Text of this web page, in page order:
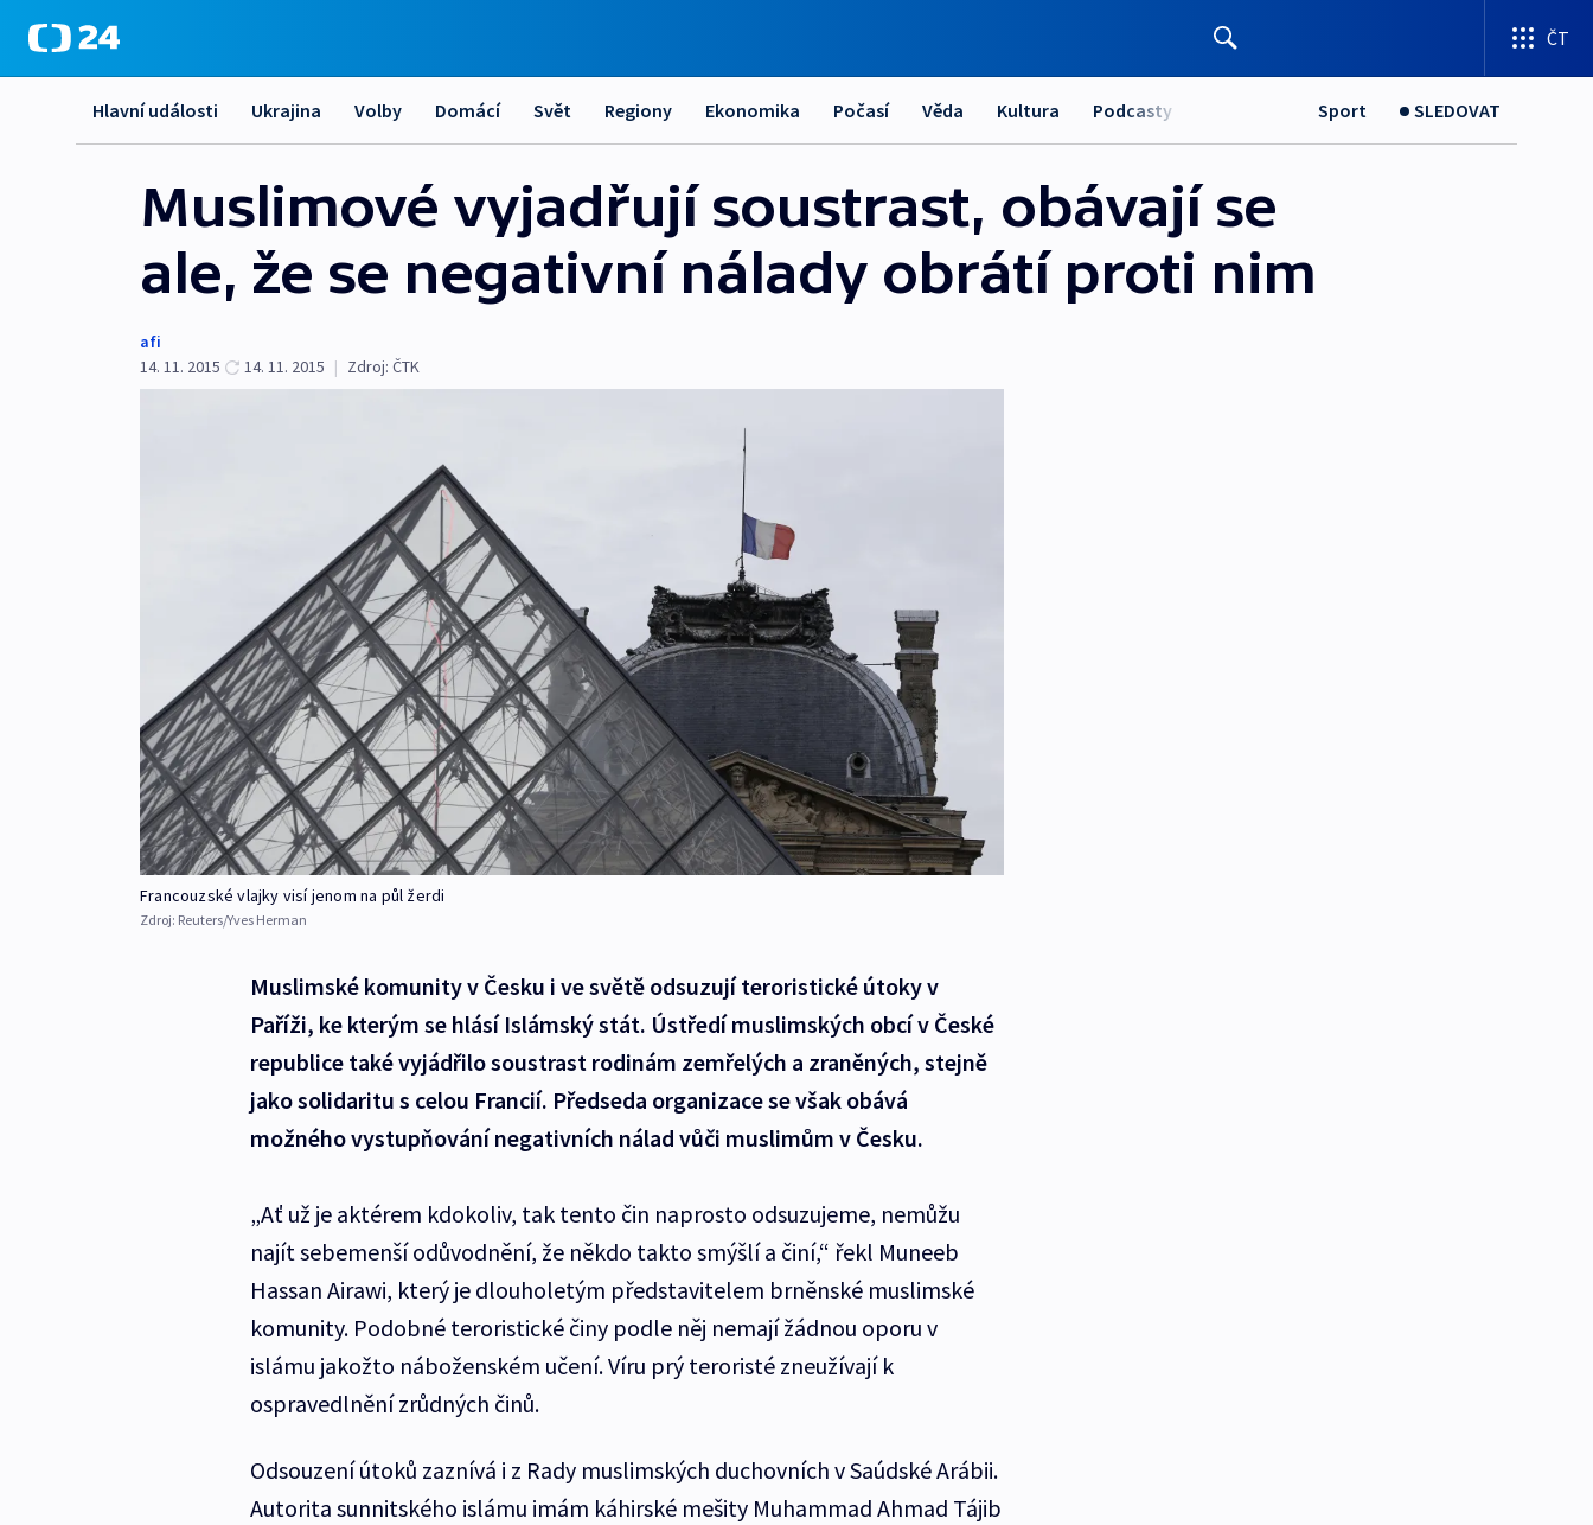
ČT
Hlavní události Ukrajina Volby Domácí Svět Regiony Ekonomika Počasí Věda Kultura Podcasty Sport SLEDOVAT
Muslimové vyjadřují soustrast, obávají se
ale, že se negativní nálady obrátí proti nim
afi
14. 11. 2015
14. 11. 2015 | Zdroj: ČTK
Francouzské vlajky visí jenom na půl žerdi
Zdroj: Reuters/Yves Herman
Muslimské komunity v Česku i ve světě odsuzují teroristické útoky v
Paříži, ke kterým se hlásí Islámský stát. Ústředí muslimských obcí v České
republice také vyjádřilo soustrast rodinám zemřelých a zraněných, stejně
jako solidaritu s celou Francií. Předseda organizace se však obává
možného vystupňování negativních nálad vůči muslimům v Česku.
„Ať už je aktérem kdokoliv, tak tento čin naprosto odsuzujeme, nemůžu
najít sebemenší odůvodnění, že někdo takto smýšlí a činí,“ řekl Muneeb
Hassan Airawi, který je dlouholetým představitelem brněnské muslimské
komunity. Podobné teroristické činy podle něj nemají žádnou oporu v
islámu jakožto náboženském učení. Víru prý teroristé zneužívají k
ospravedlnění zrůdných činů.
Odsouzení útoků zaznívá i z Rady muslimských duchovních v Saúdské Arábii.
Autorita sunnitského islámu imám káhirské mešity Muhammad Ahmad Tájib